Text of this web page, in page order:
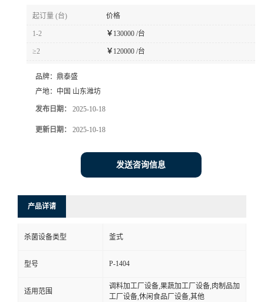
起订量 (台) 价格
1-2 ￥ 130000 /台
≥2 ￥ 120000 /台
品牌： 鼎泰盛
产地： 中国 山东潍坊
发布日期： 2025-10-18
更新日期： 2025-10-18
发送咨询信息
产品详请
杀菌设备类型 釜式
型号 P-1404
适用范围
调料加工厂设备,果蔬加工厂设备,肉制品加
工厂设备,休闲食品厂设备,其他